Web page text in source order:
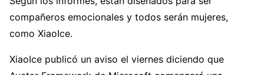
compañeros emocionales y todos serán mujeres,
como XiaoIce.
XiaoIce publicó un aviso el viernes diciendo que